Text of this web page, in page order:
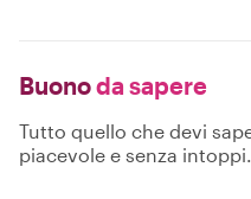
Buonoda sapere
Tutto quello che devi
piacevole e senza intoppi.